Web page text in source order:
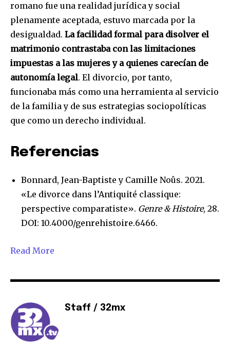
romano fue una realidad jurídica y social
plenamente aceptada, estuvo marcada por la
desigualdad. La facilidad formal para disolver el
matrimonio contrastaba con las limitaciones
impuestas a las mujeres y a quienes carecían de
autonomía legal. El divorcio, por tanto,
funcionaba más como una herramienta al servicio
de la familia y de sus estrategias sociopolíticas
que como un derecho individual.
Referencias
Bonnard, Jean-Baptiste y Camille Noûs. 2021.
«Le divorce dans l’Antiquité classique:
perspective comparatiste». Genre & Histoire, 28.
DOI: 10.4000/genrehistoire.6466.
Read More
Staff / 32mx